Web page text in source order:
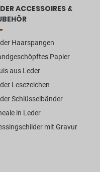
ACCESSOIRES &
Haarspangen
Papier
aus Leder
Lesezeichen
Schlüsselbänder
in Leder
mit Gravur